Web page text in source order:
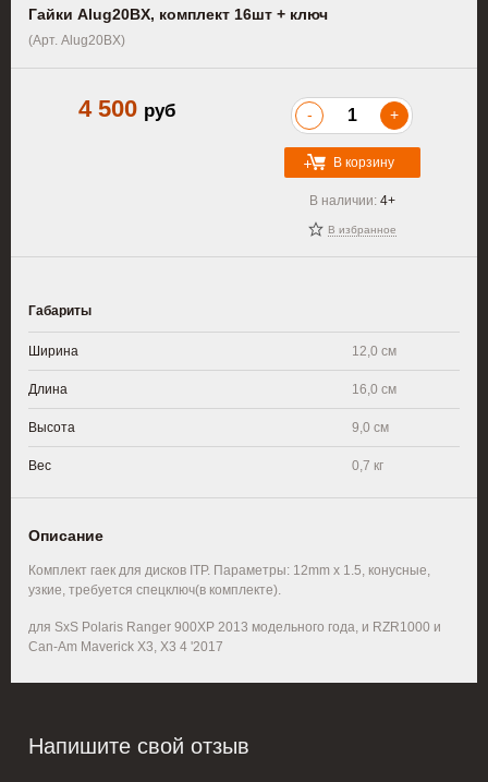
Гайки Alug20BX, комплект 16шт + ключ
(Арт. Alug20BX)
4 500 руб - +
В корзину
В наличии: 4+
В избранное
Габариты
Ширина 12,0 см
Длина 16,0 см
Высота 9,0 см
Вес 0,7 кг
Описание
Комплект гаек для дисков ITP. Параметры: 12mm x 1.5, конусные,
узкие, требуется спецключ(в комплекте).
для SxS Polaris Ranger 900XP 2013 модельного года, и RZR1000 и
Can-Am Maverick X3, X3 4 '2017
Напишите свой отзыв